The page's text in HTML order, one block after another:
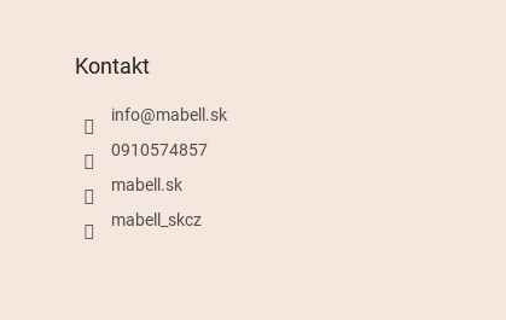
Kontakt
info@mabell.sk
0910574857
mabell.sk
mabell_skcz